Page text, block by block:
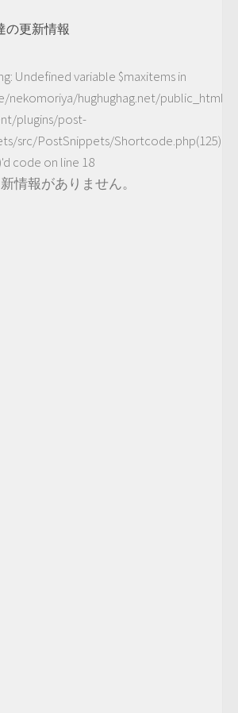
の更新情報
: Undefined variable $maxitems in
nekomoriya/hughughag.net/public_html/
plugins/post-
src/PostSnippets/Shortcode.php(125)
code on line 18
情報がありません。